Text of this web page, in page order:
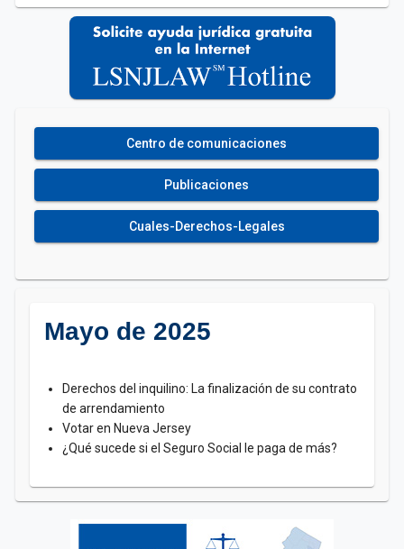
Centro de comunicaciones
Publicaciones
Cuales-Derechos-Legales
Mayo de 2025
Derechos del inquilino: La finalización de su contrato
de arrendamiento
Votar en Nueva Jersey
¿Qué sucede si el Seguro Social le paga de más?